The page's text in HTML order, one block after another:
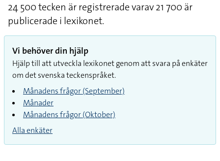
24 500tecken är registrerade varav21 700 är
publicerade i lexikonet.
Vi behöver din hjälp
Hjälp till att utveckla lexikonet genom att svara på enkäter
om det svenska teckenspråket.
Månadens frågor (September)
Månader
Månadens frågor (Oktober)
Alla enkäter